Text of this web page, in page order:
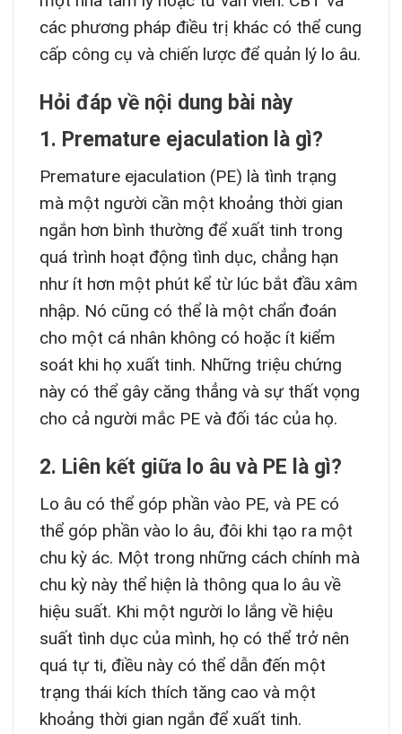
các phương pháp điều trị khác có thể cung
cấp công cụ và chiến lược để quản lý lo âu.
Hỏi đáp về nội dung bài này
1. Premature ejaculation là gì?
Premature ejaculation (PE) là tình trạng
mà một người cần một khoảng thời gian
ngắn hơn bình thường để xuất tinh trong
quá trình hoạt động tình dục, chẳng hạn
như ít hơn một phút kể từ lúc bắt đầu xâm
nhập. Nó cũng có thể là một chẩn đoán
cho một cá nhân không có hoặc ít kiểm
soát khi họ xuất tinh. Những triệu chứng
này có thể gây căng thẳng và sự thất vọng
cho cả người mắc PE và đối tác của họ.
2. Liên kết giữa lo âu và PE là gì?
Lo âu có thể góp phần vào PE, và PE có
thể góp phần vào lo âu, đôi khi tạo ra một
chu kỳ ác. Một trong những cách chính mà
chu kỳ này thể hiện là thông qua lo âu về
hiệu suất. Khi một người lo lắng về hiệu
suất tình dục của mình, họ có thể trở nên
quá tự ti, điều này có thể dẫn đến một
trạng thái kích thích tăng cao và một
khoảng thời gian ngắn để xuất tinh.